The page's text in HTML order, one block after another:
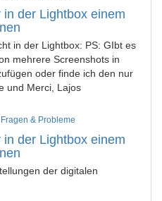
der Lightbox einem
in der Lightbox: PS: GIbt es
mehrere Screenshots in
oder finde ich den nur
und Merci, Lajos
Fragen & Probleme
der Lightbox einem
der digitalen